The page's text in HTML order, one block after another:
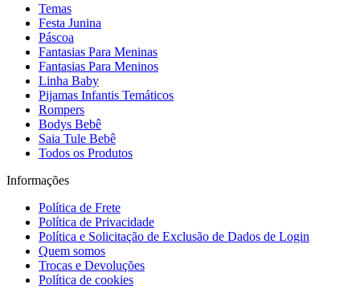
Temas
Festa Junina
Páscoa
Fantasias Para Meninas
Fantasias Para Meninos
Linha Baby
Pijamas Infantis Temáticos
Rompers
Bodys Bebê
Saia Tule Bebê
Todos os Produtos
Informações
Política de Frete
Política de Privacidade
Política e Solicitação de Exclusão de Dados de Login
Quem somos
Trocas e Devoluções
Política de cookies